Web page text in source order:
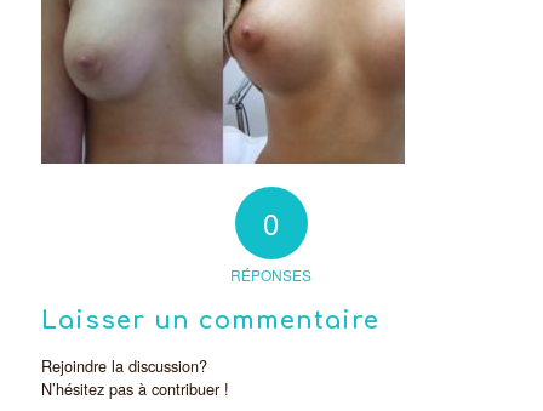
0
RÉPONSES
Laisser un commentaire
Rejoindre la discussion?
N’hésitez pas à contribuer !